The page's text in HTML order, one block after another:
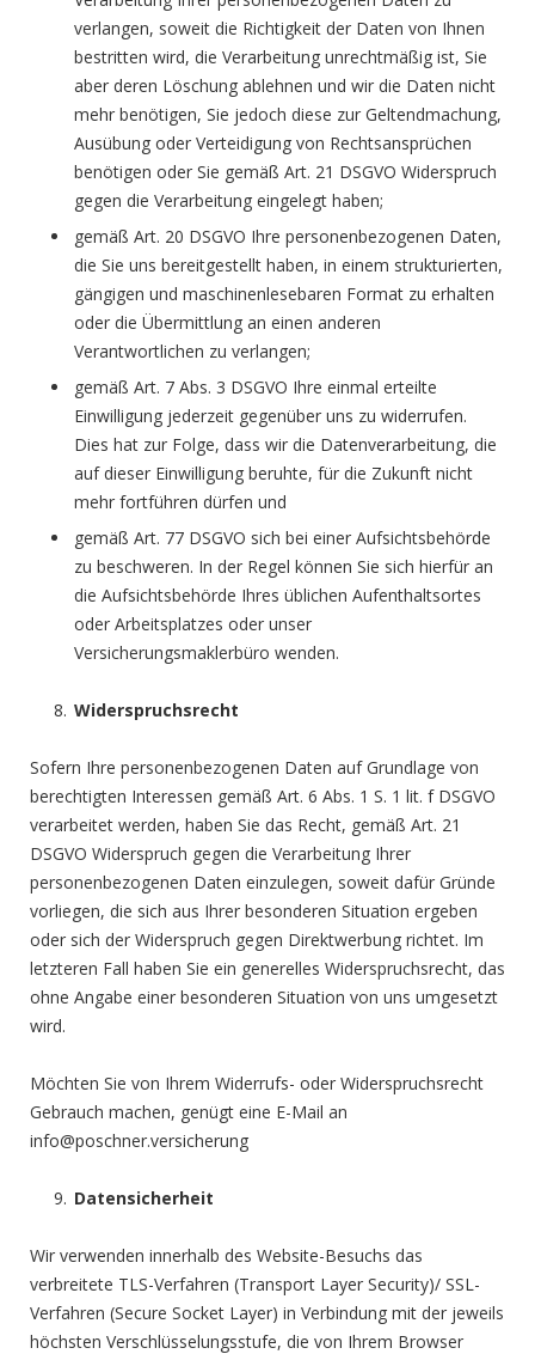
verlangen, soweit die Richtigkeit der Daten von Ihnen
bestritten wird, die Verarbeitung unrechtmäßig ist, Sie
aber deren Löschung ablehnen und wir die Daten nicht
mehr benötigen, Sie jedoch diese zur Geltendmachung,
Ausübung oder Verteidigung von Rechtsansprüchen
benötigen oder Sie gemäß Art. 21 DSGVO Widerspruch
gegen die Verarbeitung eingelegt haben;
gemäß Art. 20 DSGVO Ihre personenbezogenen Daten,
die Sie uns bereitgestellt haben, in einem strukturierten,
gängigen und maschinenlesebaren Format zu erhalten
oder die Übermittlung an einen anderen
Verantwortlichen zu verlangen;
gemäß Art. 7 Abs. 3 DSGVO Ihre einmal erteilte
Einwilligung jederzeit gegenüber uns zu widerrufen.
Dies hat zur Folge, dass wir die Datenverarbeitung, die
auf dieser Einwilligung beruhte, für die Zukunft nicht
mehr fortführen dürfen und
gemäß Art. 77 DSGVO sich bei einer Aufsichtsbehörde
zu beschweren. In der Regel können Sie sich hierfür an
die Aufsichtsbehörde Ihres üblichen Aufenthaltsortes
oder Arbeitsplatzes oder unser
Versicherungsmaklerbüro wenden.
Widerspruchsrecht
Sofern Ihre personenbezogenen Daten auf Grundlage von
berechtigten Interessen gemäß Art. 6 Abs. 1 S. 1 lit. f DSGVO
verarbeitet werden, haben Sie das Recht, gemäß Art. 21
DSGVO Widerspruch gegen die Verarbeitung Ihrer
personenbezogenen Daten einzulegen, soweit dafür Gründe
vorliegen, die sich aus Ihrer besonderen Situation ergeben
oder sich der Widerspruch gegen Direktwerbung richtet. Im
letzteren Fall haben Sie ein generelles Widerspruchsrecht, das
ohne Angabe einer besonderen Situation von uns umgesetzt
wird.
Möchten Sie von Ihrem Widerrufs- oder Widerspruchsrecht
Gebrauch machen, genügt eine E-Mail an
info@poschner.versicherung
Datensicherheit
Wir verwenden innerhalb des Website-Besuchs das
verbreitete TLS-Verfahren (Transport Layer Security)/ SSL-
Verfahren (Secure Socket Layer) in Verbindung mit der jeweils
höchsten Verschlüsselungsstufe, die von Ihrem Browser